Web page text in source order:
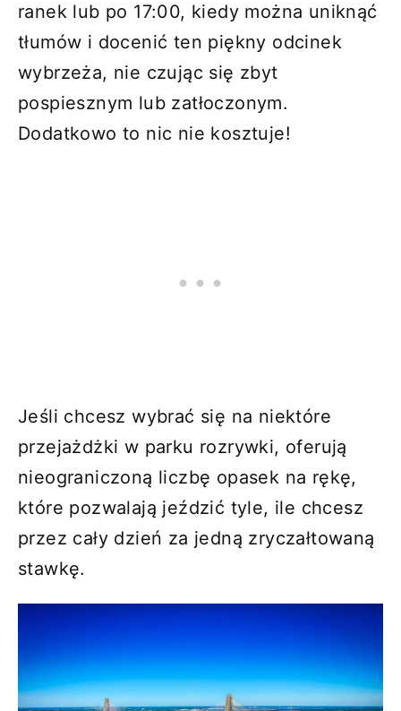
ranek lub po 17:00, kiedy można uniknąć
tłumów i docenić ten piękny odcinek
wybrzeża, nie czując się zbyt
pospiesznym lub zatłoczonym.
Dodatkowo to nic nie kosztuje!
Jeśli chcesz wybrać się na niektóre
przejażdżki w parku rozrywki, oferują
nieograniczoną liczbę opasek na rękę,
które pozwalają jeździć tyle, ile chcesz
przez cały dzień za jedną zryczałtowaną
stawkę.